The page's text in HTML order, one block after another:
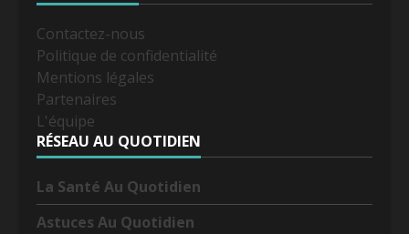
Contactez-nous
Politique de confidentialité
Mentions légales
Partenaires
L'équipe
RÉSEAU AU QUOTIDIEN
La Santé Au Quotidien
Astuces Au Quotidien